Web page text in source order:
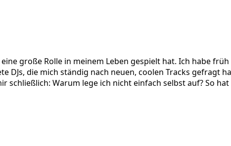
große Rolle in meinem Leben gespielt hat. Ich habe
DJs, die mich ständig nach neuen, coolen Tracks gefragt
Warum lege ich nicht einfach selbst auf? So